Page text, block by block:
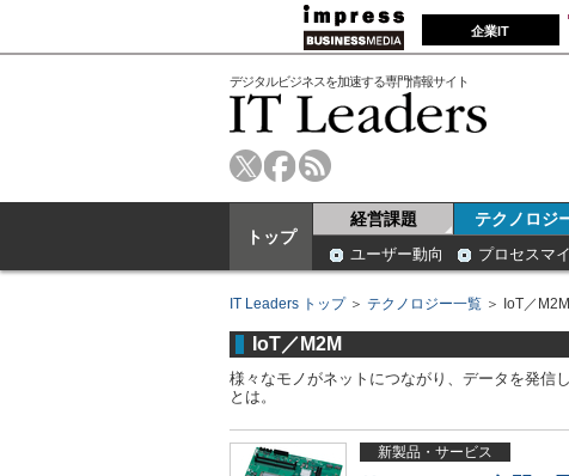
企業IT
デジタルビジネスを加速する専門情報サイト
トップ
経営課題 テクノロジ
ユーザー動向 プロセスマ
IT Leaders トップ＞ テクノロジー一覧 ＞ IoT／M2M
IoT／M2M
様々なモノがネットにつながり、データを発信
とは。
新製品・サービス